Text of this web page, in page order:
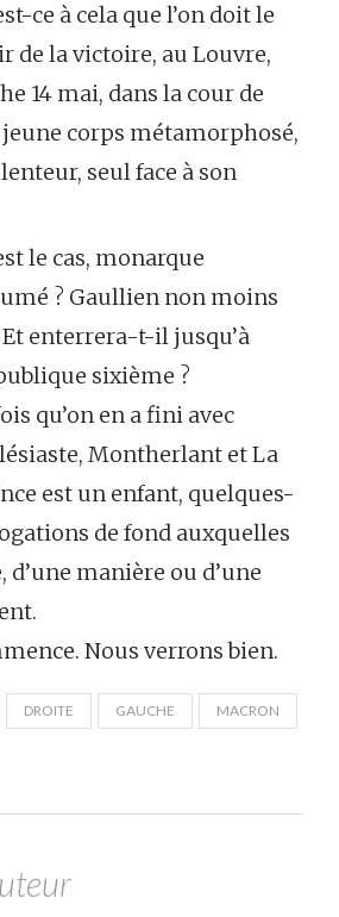
ce à cela que l’on doit le
de la victoire, au Louvre,
14 mai, dans la cour de
jeune corps métamorphosé,
seul face à son
le cas, monarque
? Gaullien non moins
enterrera-t-il jusqu’à
sixième ?
qu’on en a fini avec
Montherlant et La
est un enfant, quelques-
de fond auxquelles
d’une manière ou d’une
Nous verrons bien.
DROITE GAUCHE MACRON